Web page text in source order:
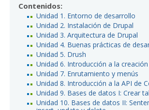
Contenidos:
Unidad 1. Entorno de desarrollo
Unidad 2. Instalación de Drupal
Unidad 3. Arquitectura de Drupal
Unidad 4. Buenas prácticas de
Unidad 5. Drush
Unidad 6. Introducción a la
Unidad 7. Enrutamiento y menús
Unidad 8. Introducción a la API de
Unidad 9. Bases de datos I: Crear
Unidad 10. Bases de datos II: